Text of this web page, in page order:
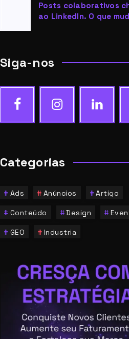
Posts colaborativos
ao LinkedIn. O que
Siga-nos
Categorias
Ads Anúncios Artigo
Conteúdo Design
GEO Industria